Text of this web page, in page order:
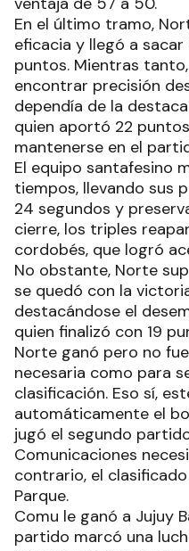
En el último tramo,
eficacia y llegó a sacar
puntos. Mientras
encontrar precisión
dependía de la
quien aportó 22
mantenerse en el
El equipo santafesino
tiempos, llevando sus
24 segundos y
cierre, los triples
cordobés, que logró
No obstante, Norte
se quedó con la
destacándose el
quien finalizó con 19
Norte ganó pero no
necesaria como para
clasificación. Eso sí,
automáticamente el
jugó el segundo
Comunicaciones
contrario, el
Parque.
Comu le ganó a Jujuy
partido marcó una